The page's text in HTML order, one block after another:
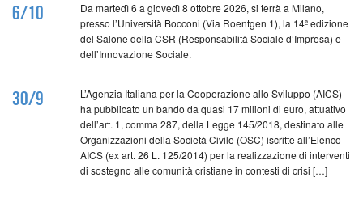
6/10
Da martedì 6 a giovedì 8 ottobre 2026, si terrà a Milano,
presso l’Università Bocconi (Via Roentgen 1), la 14ª edizione
del Salone della CSR (Responsabilità Sociale d’Impresa) e
dell’Innovazione Sociale.
30/9
L’Agenzia Italiana per la Cooperazione allo Sviluppo (AICS)
ha pubblicato un bando da quasi 17 milioni di euro, attuativo
dell’art. 1, comma 287, della Legge 145/2018, destinato alle
Organizzazioni della Società Civile (OSC) iscritte all’Elenco
AICS (ex art. 26 L. 125/2014) per la realizzazione di interventi
di sostegno alle comunità cristiane in contesti di crisi […]